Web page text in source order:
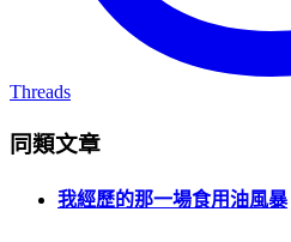
Threads
同類文章
我經歷的那一場食用油風暴